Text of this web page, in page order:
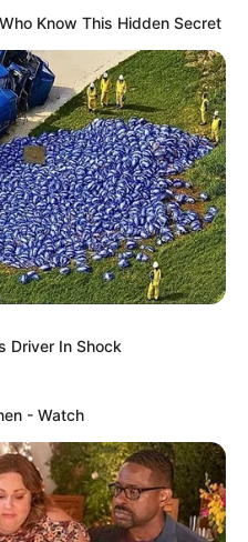
Know This Hidden Secret
Driver In Shock
- Watch